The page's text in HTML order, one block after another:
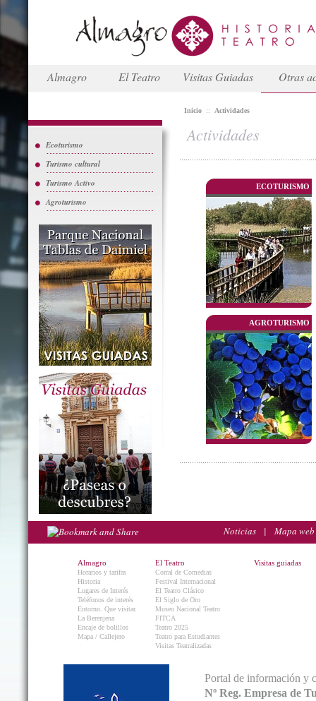
Almagro El Teatro Visitas Guiadas Otras
Ecoturismo
Turismo cultural
Turismo Activo
Agroturismo
Inicio :: Actividades
Actividades
ECOTURISMO
AGROTURISMO
Noticias | Mapa web
Almagro
Horarios y tarifas
Historia
Lugares de Interés
Teléfonos de interés
Entorno. Que visitar.
La Berenjena
Encaje de bolillos
Mapa / Callejero
El Teatro
Corral de Comedias
Festival Internacional
El Teatro Clásico
El Siglo de Oro
Museo Nacional Teatro
FITCA
Teatro 2025
Teatro para Estudiantes
Visitas Teatralizadas
Visitas guiadas
Portal de información y
Nº Reg. Empresa de